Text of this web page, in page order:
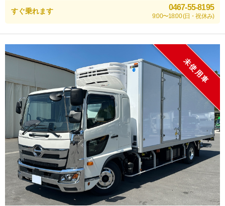
すぐ乗れます 0467-55-8195
9:00〜18:00 (日・祝休み)
未使用車